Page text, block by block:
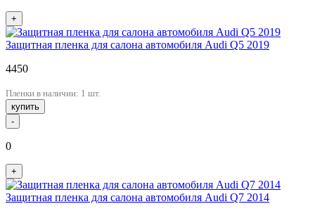
+
Защитная пленка для салона автомобиля Audi Q5 2019
4450
Пленки в наличии: 1 шт.
купить
-
0
+
Защитная пленка для салона автомобиля Audi Q7 2014